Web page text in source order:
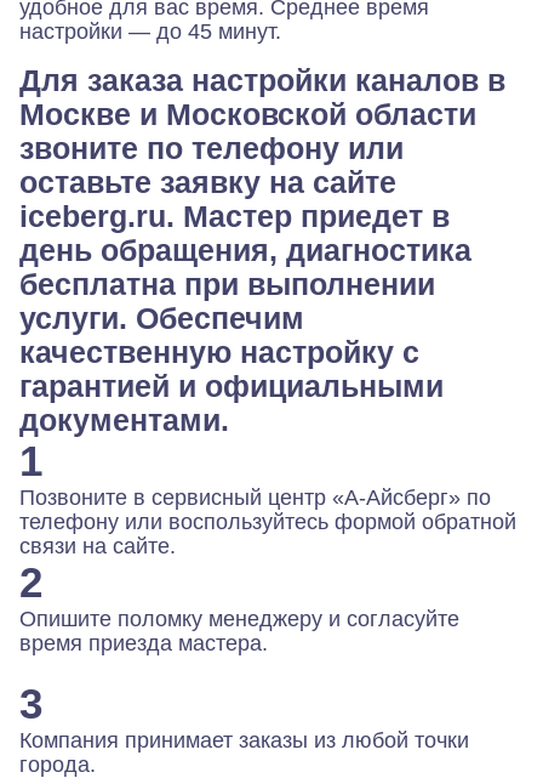
удобное для вас время. Среднее время
настройки — до 45 минут.
Для заказа настройки каналов в
Москве и Московской области
звоните по телефону или
оставьте заявку на сайте
iceberg.ru. Мастер приедет в
день обращения, диагностика
бесплатна при выполнении
услуги. Обеспечим
качественную настройку с
гарантией и официальными
документами.
1
Позвоните в сервисный центр «А-Айсберг» по
телефону или воспользуйтесь формой обратной
связи на сайте.
2
Опишите поломку менеджеру и согласуйте
время приезда мастера.
3
Компания принимает заказы из любой точки
города.